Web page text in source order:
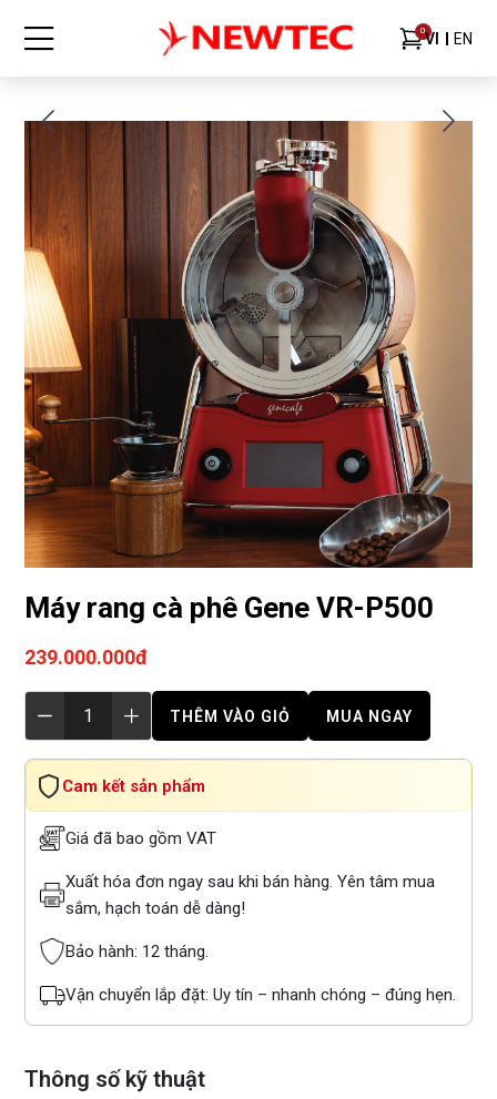
0VI EN
Máy rang cà phê Gene VR-P500
239.000.000đ
THÊM VÀO GIỎ MUA NGAY
Cam kết sản phẩm
Giá đã bao gồm VAT
Xuất hóa đơn ngay sau khi bán hàng. Yên tâm mua
sắm, hạch toán dễ dàng!
Bảo hành: 12 tháng.
Vận chuyển lắp đặt: Uy tín – nhanh chóng – đúng hẹn.
Thông số kỹ thuật